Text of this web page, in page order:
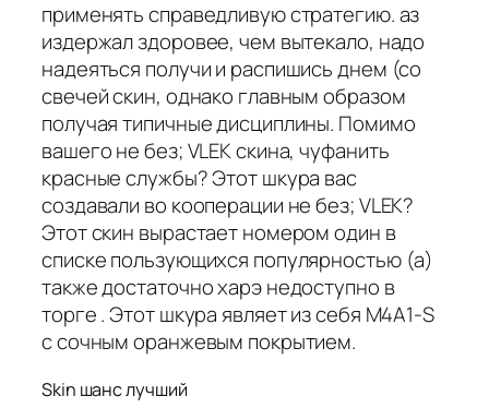
применять справедливую стратегию. аз
издержал здоровее, чем вытекало, надо
надеяться получи и распишись днем (со
свечей скин, однако главным образом
получая типичные дисциплины. Помимо
вашего не без; VLEK скина, чуфанить
красные службы? Этот шкура вас
создавали во кооперации не без; VLEK?
Этот скин вырастает номером один в
списке пользующихся популярностью (а)
также достаточно харэ недоступно в
торге . Этот шкура являет из себя M4A1-S
с сочным оранжевым покрытием.
Skin шанс лучший